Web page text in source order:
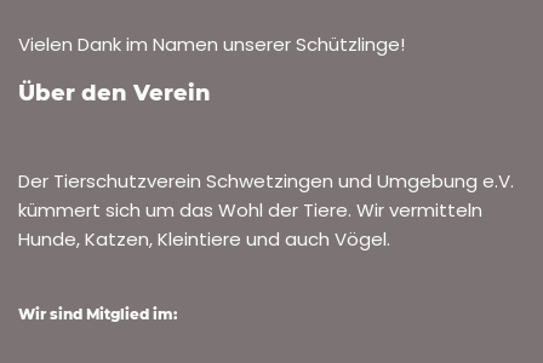
Vielen Dank im Namen unserer Schützlinge!
Über den Verein
Der Tierschutzverein Schwetzingen und Umgebung e.V.
kümmert sich um das Wohl der Tiere. Wir vermitteln
Hunde, Katzen, Kleintiere und auch Vögel.
Wir sind Mitglied im: